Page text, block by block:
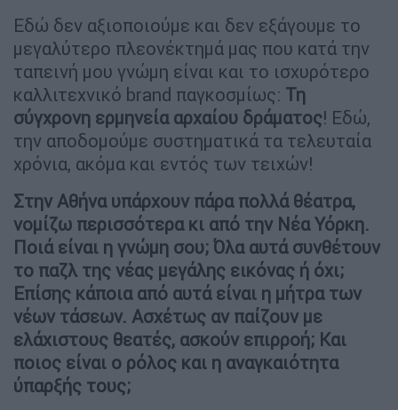
Εδώ δεν αξιοποιούμε και δεν εξάγουμε το
μεγαλύτερο πλεονέκτημά μας που κατά την
ταπεινή μου γνώμη είναι και το ισχυρότερο
καλλιτεχνικό brand παγκοσμίως: Τη
σύγχρονη ερμηνεία αρχαίου δράματος! Εδώ,
την αποδομούμε συστηματικά τα τελευταία
χρόνια, ακόμα και εντός των τειχών!
Στην Αθήνα υπάρχουν πάρα πολλά θέατρα,
νομίζω περισσότερα κι από την Νέα Υόρκη.
Ποιά είναι η γνώμη σου; Όλα αυτά συνθέτουν
το παζλ της νέας μεγάλης εικόνας ή όχι;
Επίσης κάποια από αυτά είναι η μήτρα των
νέων τάσεων. Ασχέτως αν παίζουν με
ελάχιστους θεατές, ασκούν επιρροή; Και
ποιος είναι ο ρόλος και η αναγκαιότητα
ύπαρξής τους;